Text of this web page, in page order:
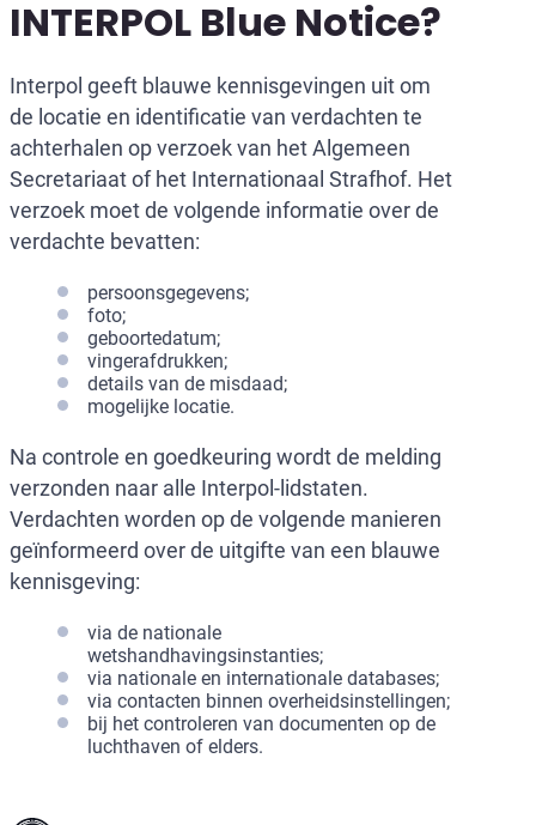
INTERPOL Blue Notice?
Interpol geeft blauwe kennisgevingen uit om
de locatie en identificatie van verdachten te
achterhalen op verzoek van het Algemeen
Secretariaat of het Internationaal Strafhof. Het
verzoek moet de volgende informatie over de
verdachte bevatten:
persoonsgegevens;
foto;
geboortedatum;
vingerafdrukken;
details van de misdaad;
mogelijke locatie.
Na controle en goedkeuring wordt de melding
verzonden naar alle Interpol-lidstaten.
Verdachten worden op de volgende manieren
geïnformeerd over de uitgifte van een blauwe
kennisgeving:
via de nationale
wetshandhavingsinstanties;
via nationale en internationale databases;
via contacten binnen overheidsinstellingen;
bij het controleren van documenten op de
luchthaven of elders.